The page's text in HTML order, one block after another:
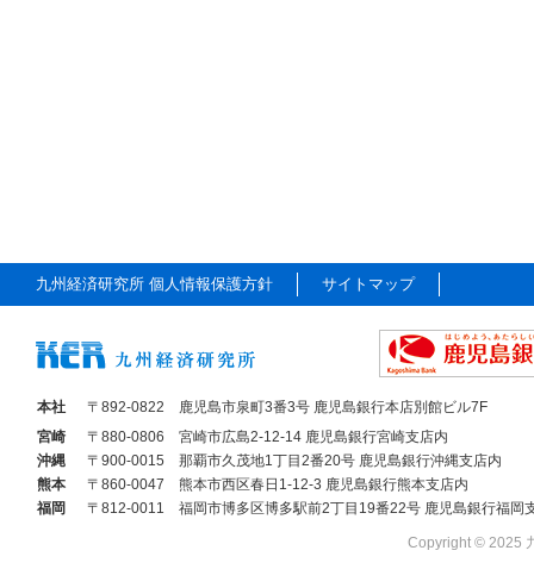
九州経済研究所 個人情報保護方針 サイトマップ
本社 〒892-0822
鹿児島市泉町3番3号 鹿児島銀行本店別館ビル7F
宮崎
〒880-0806
宮崎市広島2-12-14 鹿児島銀行宮崎支店内
沖縄
〒900-0015
那覇市久茂地1丁目2番20号 鹿児島銀行沖縄支店内
熊本
〒860-0047
熊本市西区春日1-12-3 鹿児島銀行熊本支店内
福岡
〒812-0011 福岡市博多区博多駅前2丁目19番22号 鹿児島銀行福岡
Copyright © 2025